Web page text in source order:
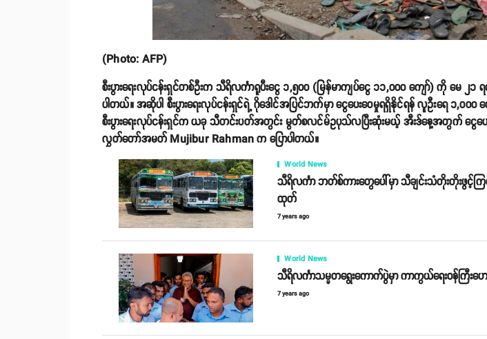
(Photo: AFP)
စီးပွားရေးလုပ်ငန်းရှင်တစ်ဦးက သီရိလင်္ကာရူပီးငွေ ၁,၅၀၀ (မြန်မာကျပ်ငွေ ၁၁,၀၀၀ ကျော်) ကို မေ
ပါတယ်။ အဆိုပါ စီးပွားရေးလုပ်ငန်းရှင်ရဲ့ ဂိုဒေါင်အပြင်ဘက်မှာ ငွေပေးဝေမှုရရှိနိုင်ရန် လူဦးရေ ၁,၀၀၀
စီးပွားရေးလုပ်ငန်းရှင်က ယခု သီတင်းပတ်အတွင်း မွတ်စလင်မ်ဥပုသ်လပြီးဆုံးမယ့် အီးဒ်နေ့အတွက် ငွေပေး
လွှတ်တော်အမတ် Mujibur Rahman က ပြောပါတယ်။
World News
သီရိလင်္ကာ ဘတ်စ်ကားတွေပေါ်မှာ သီချင်းသံတိုးတိုးဖွင့်က
ထုတ်
7 years ago
World News
သီရိလင်္ကာသမ္မတရွေးကောက်ပွဲမှာ ကာကွယ်ရေးဝန်ကြီးဟေ
7 years ago